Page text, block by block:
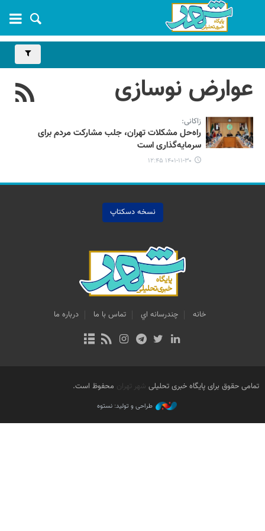
عوارض نوسازی
زاکانی:
راه‌حل مشکلات تهران، جلب مشارکت مردم برای
سرمایه‌گذاری است
۱۴۰۱-۱۱-۳۰ ۱۲:۴۵
نسخه دسکتاپ
خانه چندرسانه اي تماس با ما درباره ما
تمامی حقوق برای پایگاه خبری تحلیلی شهر تهران محفوظ است.
طراحی و تولید: نستوه